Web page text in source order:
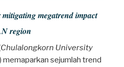
megatrend impact
region
Chulalongkorn University
) memaparkan sejumlah trend